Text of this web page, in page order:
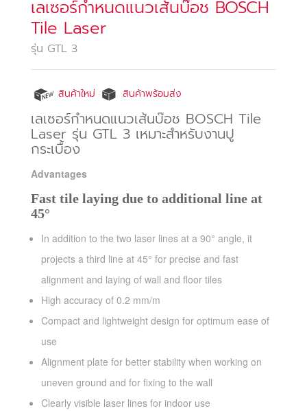
เลเซอร์กำหนดแนวเส้นบ๊อช BOSCH
Tile Laser
รุ่น GTL 3
สินค้าใหม่ สินค้าพร้อมส่ง
เลเซอร์กำหนดแนวเส้นบ๊อช BOSCH Tile
Laser รุ่น GTL 3 เหมาะสำหรับงานปู
กระเบื้อง
Advantages
Fast tile laying due to additional line at
45°
In addition to the two laser lines at a 90° angle, it
projects a third line at 45° for precise and fast
alignment and laying of wall and floor tiles
High accuracy of 0.2 mm/m
Compact and lightweight design for optimum ease of
use
Alignment plate for better stability when working on
uneven ground and for fixing to the wall
Clearly visible laser lines for indoor use